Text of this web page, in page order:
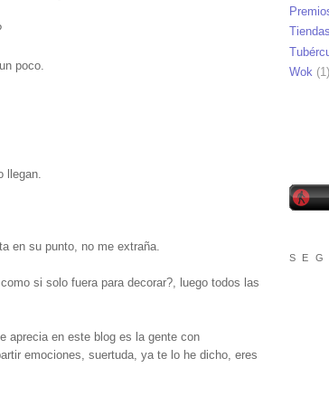
poco.
llegan.
en su punto, no me extraña.
si solo fuera para decorar?, luego todos las
aprecia en este blog es la gente con
emociones, suertuda, ya te lo he dicho, eres
Tiendas
Wok (1)
S E G